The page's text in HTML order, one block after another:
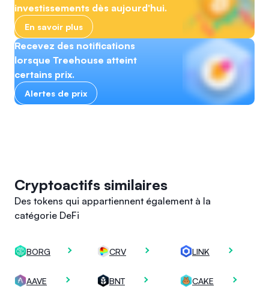
investissements dès aujourd'hui.
En savoir plus
Recevez des notifications
lorsque Treehouse atteint
certains prix.
Alertes de prix
Cryptoactifs similaires
Des tokens qui appartiennent également à la
catégorie DeFi
BORG CRV LINK
AAVE BNT CAKE